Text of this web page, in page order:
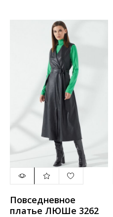
Повседневное
платье ЛЮШе 3262